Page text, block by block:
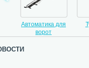
Автоматика для
ворот